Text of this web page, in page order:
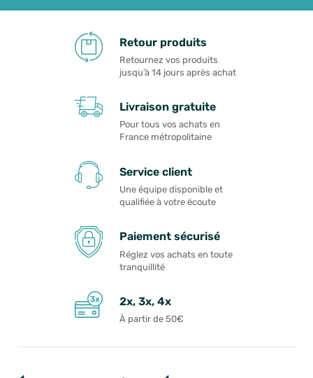
Retour produits
Retournez vos produits
jusqu’à 14 jours après achat
Livraison gratuite
Pour tous vos achats en
France métropolitaine
Service client
Une équipe disponible et
qualifiée à votre écoute
Paiement sécurisé
Réglez vos achats en toute
tranquillité
2x, 3x, 4x
À partir de 50€